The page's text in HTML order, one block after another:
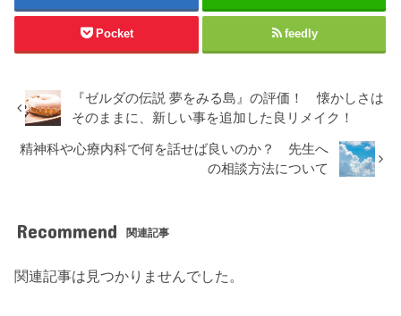
Pocket feedly
『ゼルダの伝説 夢をみる島』の評価！ 懐かしさは
そのままに、新しい事を追加した良リメイク！
精神科や心療内科で何を話せば良いのか？ 先生へ
の相談方法について
Recommend 関連記事
関連記事は見つかりませんでした。